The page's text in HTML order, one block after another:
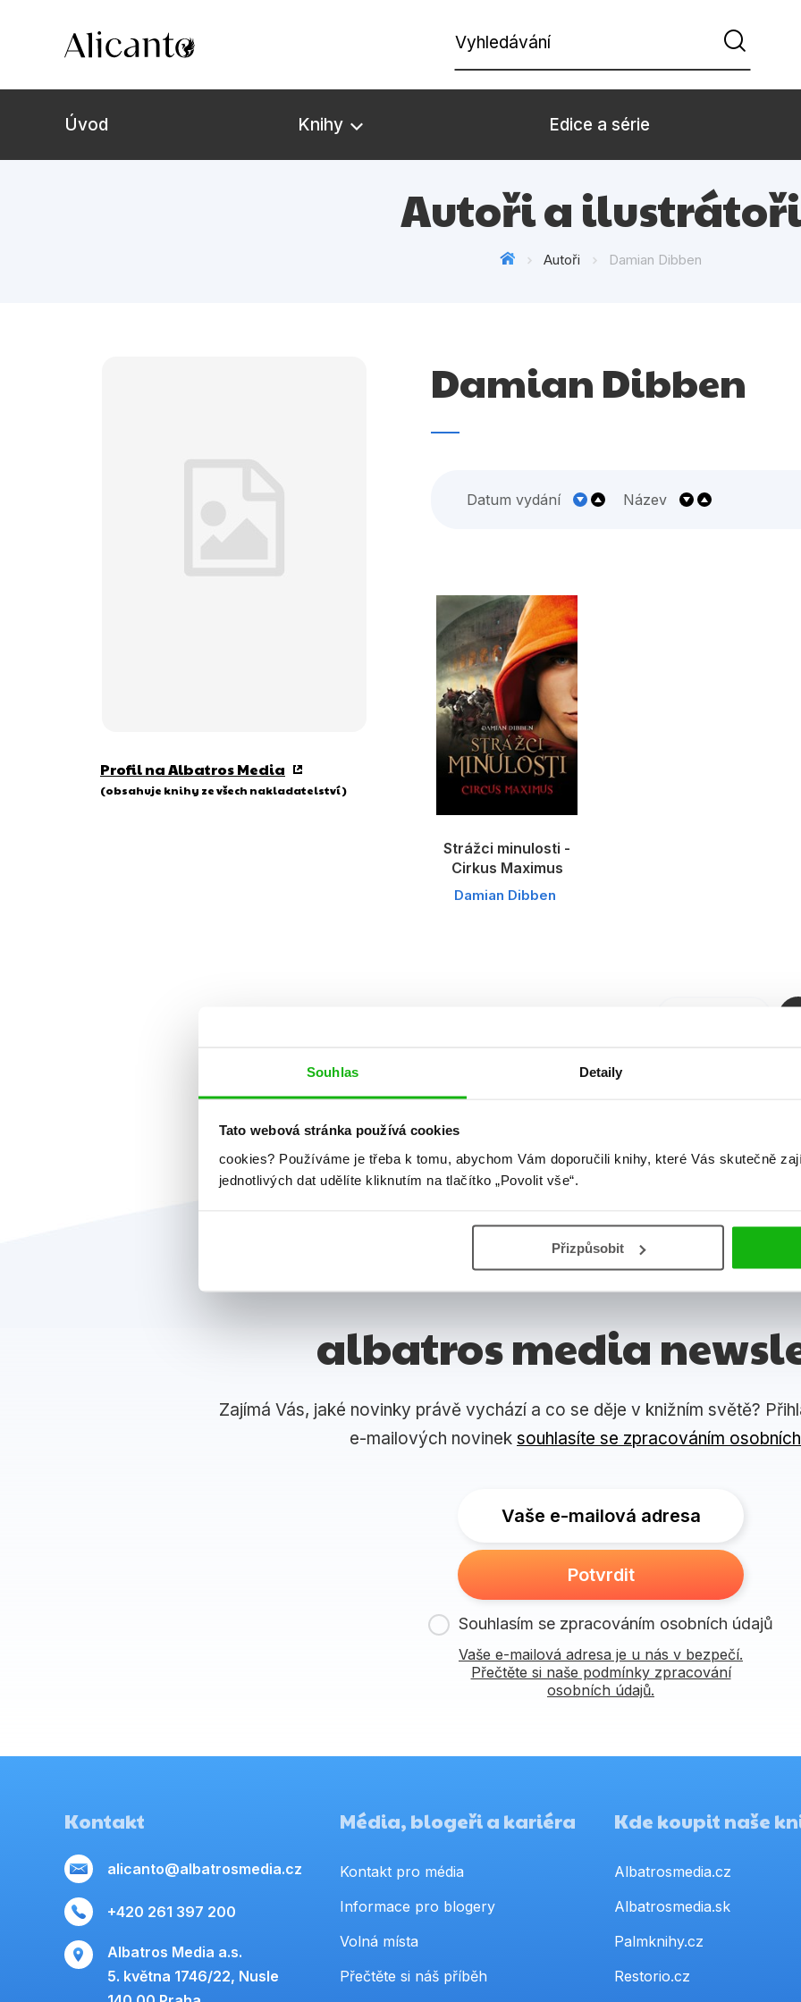
Souhlas Detaily
Tato webová stránka používá cookies
cookies? Používáme je třeba k tomu, abychom Vám doporučili knihy, které Vás skutečně
jednotlivých dat udělíte kliknutím na tlačítko „Povolit vše“.
Přizpůsobit
Vyhledávání
Úvod Knihy
Beletrie pro děti Beletrie pro
Dárkové zboží Hobby
dospělé
Příroda a
Umění a kultura
Edice a série
Autoři a ilustrátoři
Autoři Damian Dibben
Profil na Albatros Media
(obsahuje knihy ze všech nakladatelství)
Damian Dibben
Datum vydání Název
Strážci minulosti -
Cirkus Maximus
Damian Dibben
Celkem
albatros media
Zajímá Vás, jaké novinky právě vychází a co se děje v knižním světě?
e-mailových novinek souhlasíte se zpracováním
Vaše e-mailová adresa
Potvrdit
Souhlasím se zpracováním osobních údajů
Vaše e-mailová adresa je u nás v bezpečí.
Přečtěte si naše podmínky zpracování
osobních údajů.
Kontakt
alicanto@albatrosmedia.cz
+420 261 397 200
Albatros Media a.s.
5. května 1746/22, Nusle
Média, blogeři a kariéra
Kontakt pro média
Informace pro blogery
Volná místa
Přečtěte si náš příběh
Kde koupit naše
Albatrosmedia.cz
Albatrosmedia.sk
Palmknihy.cz
Restorio.cz